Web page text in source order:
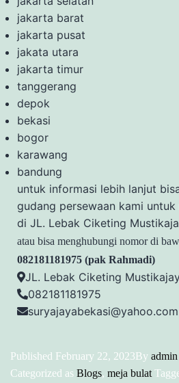
jakarta barat
jakarta pusat
jakata utara
jakarta timur
tanggerang
depok
bekasi
bogor
karawang
bandung
untuk informasi lebih lanjut
gudang persewaan kami
di JL. Lebak Ciketing
atau bisa menghubungi nomor di
082181181975 (pak Rahmadi)
JL. Lebak Ciketing
082181181975
suryajayabekasi@yahoo.com
Published February 22, 2023By admin
Categorized as Blogs, meja bulat